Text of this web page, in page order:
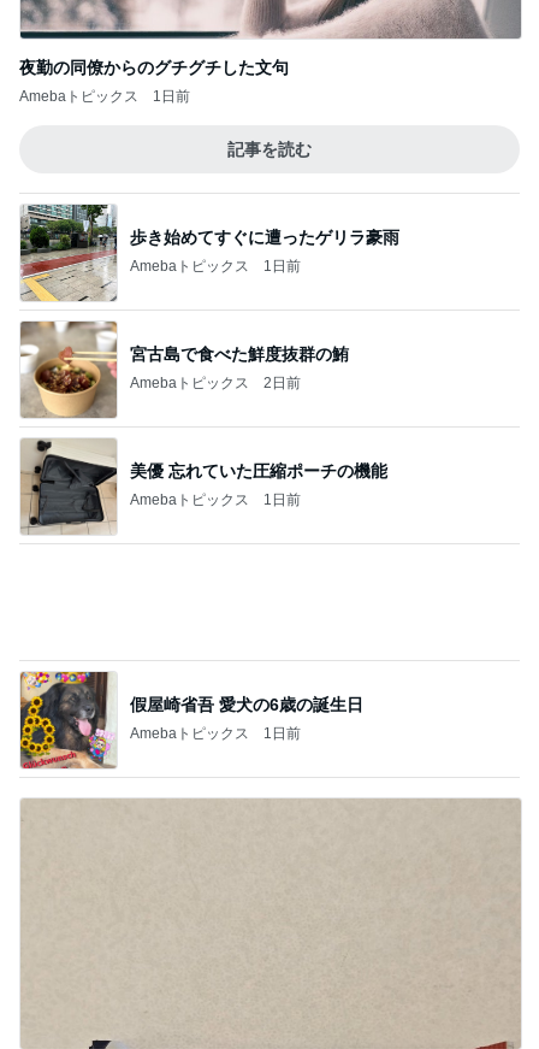
夜勤の同僚からのグチグチした文句
Amebaトピックス 1日前
記事を読む
歩き始めてすぐに遭ったゲリラ豪雨
Amebaトピックス 1日前
宮古島で食べた鮮度抜群の鮪
Amebaトピックス 2日前
美優 忘れていた圧縮ポーチの機能
Amebaトピックス 1日前
假屋崎省吾 愛犬の6歳の誕生日
Amebaトピックス 1日前